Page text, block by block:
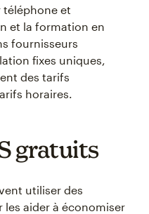
téléphone et
et la formation en
fournisseurs
fixes uniques,
des tarifs
horaires.
gratuits
utiliser des
les aider à économiser